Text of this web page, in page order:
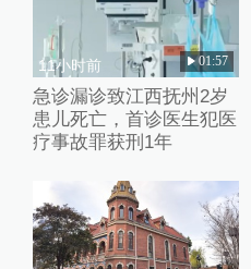
11小时前 01:57
急诊漏诊致江西抚州2岁
患儿死亡，首诊医生犯医
疗事故罪获刑1年